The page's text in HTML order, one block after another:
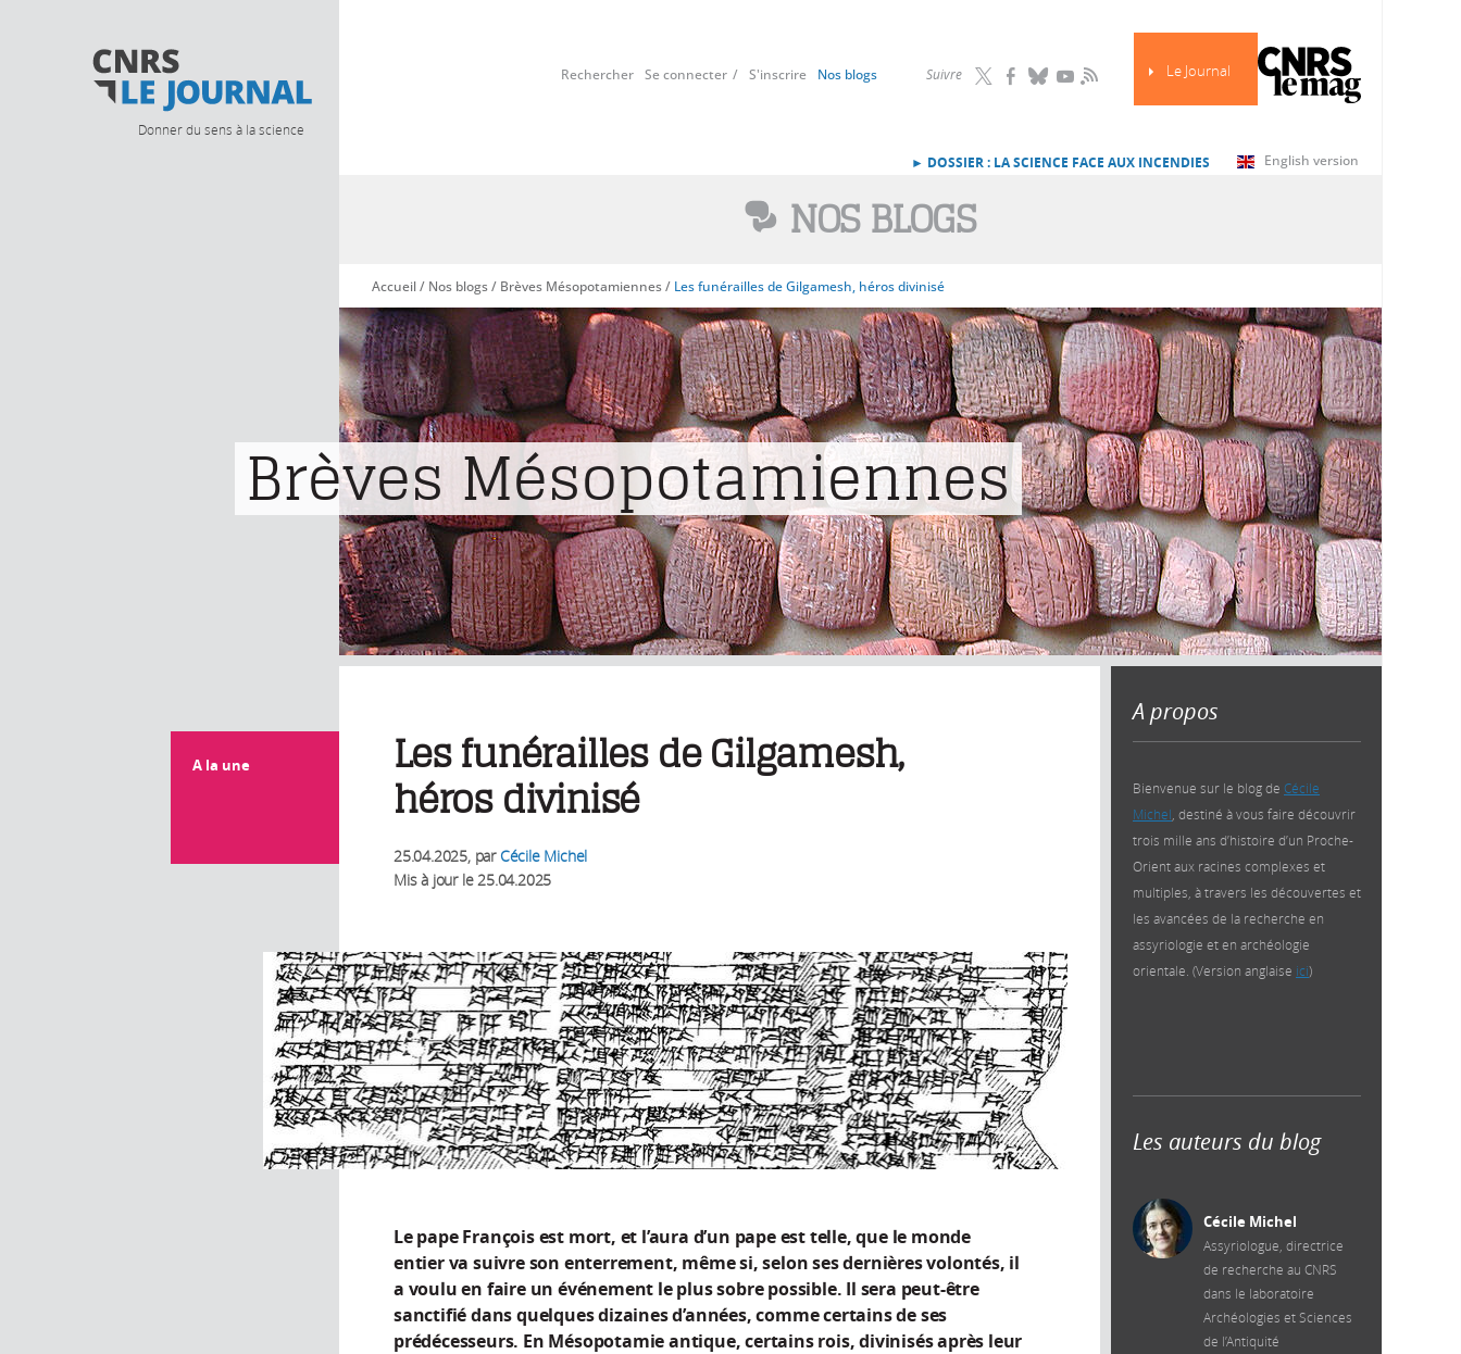
Donner du sens à la science
Le Journal
Suivre RSS
Rechercher Se connecter S'inscrire Nos blogs
English version
► DOSSIER : LA SCIENCE FACE AUX INCENDIES
NOS BLOGS
Vous êtes ici
Accueil/ Nos blogs/ Brèves Mésopotamiennes/ Les funérailles de Gilgamesh, héros divinisé
Brèves Mésopotamiennes
A propos
Bienvenue sur le blog de Cécile
Michel , destiné à vous faire découvrir
trois mille ans d’histoire d’un Proche-
Orient aux racines complexes et
multiples, à travers les découvertes et
les avancées de la recherche en
assyriologie et en archéologie
orientale. (Version anglaise ici)
Les auteurs du blog
Cécile Michel
Assyriologue, directrice
de recherche au CNRS
dans le laboratoire
Archéologies et Sciences
de l’Antiquité
A la une
Les funérailles de Gilgamesh,
héros divinisé
25.04.2025, parCécile Michel
Mis à jour le25.04.2025
Le pape François est mort, et l’aura d’un pape est telle, que le monde
entier va suivre son enterrement, même si, selon ses dernières volontés, il
a voulu en faire un événement le plus sobre possible. Il sera peut-être
sanctifié dans quelques dizaines d’années, comme certains de ses
prédécesseurs. En Mésopotamie antique, certains rois, divinisés après leur